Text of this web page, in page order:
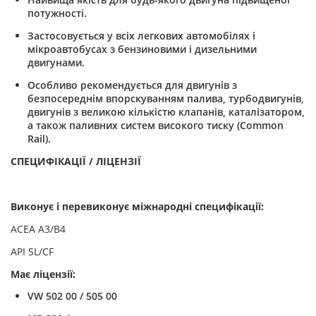
потужності.
Застосовується у всіх легкових автомобілях і
мікроавтобусах з бензиновими і дизельними
двигунами.
Особливо рекомендується для двигунів з
безпосереднім впорскуванням палива, турбодвигунів,
двигунів з великою кількістю клапанів, каталізатором,
а також паливних систем високого тиску (Common
Rail).
СПЕЦИФІКАЦІЇ / ЛІЦЕНЗІЇ
Виконує і перевиконує міжнародні специфікації:
ACEA A3/B4
API SL/CF
Має ліцензії:
VW 502 00 / 505 00